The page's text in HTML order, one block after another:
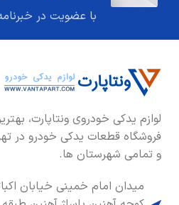
با عضویت در
لوازم یدکی خودروی ونتاپارت،
فروشگاه قطعات یدکی خودرو در
و تمامی شهرستان ها.
میدان امام خمینی خیابان